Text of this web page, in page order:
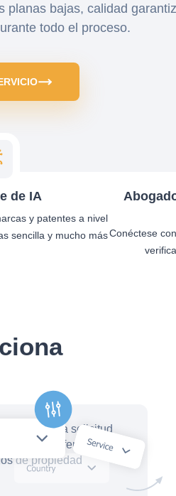
planas bajas, calidad
todo el proceso.
de IA
y patentes a nivel
sencilla y mucho másConéctese
cree una solicitud
y reciba ofertas de
de propiedad